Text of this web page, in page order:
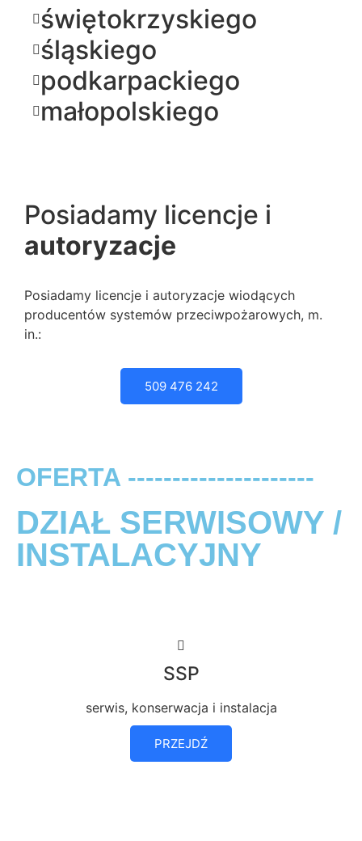
świętokrzyskiego
śląskiego
podkarpackiego
małopolskiego
Posiadamy licencje i
autoryzacje
Posiadamy licencje i autoryzacje wiodących
producentów systemów przeciwpożarowych, m.
in.:
509 476 242
OFERTA ---------------------
DZIAŁ SERWISOWY /
INSTALACYJNY
SSP
serwis, konserwacja i instalacja
PRZEJDŹ